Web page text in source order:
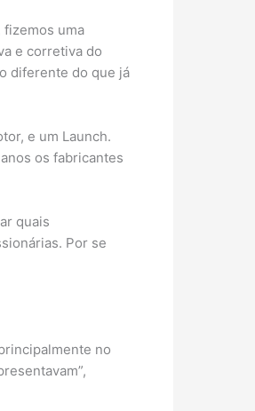
uma
e corretiva do
diferente do que já
e um Launch.
os fabricantes
quais
Por se
no